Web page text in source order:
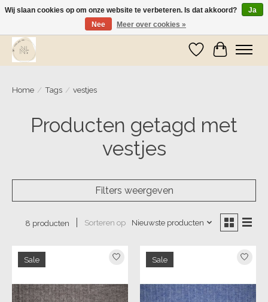
Wij zijn op vakantie! Vanaf zaterdag 9 mei worden er weer pakketjes verzonden
Verlanglijst
Home / Tags / vestjes
Producten getagd met
vestjes
Filters weergeven
8 producten Sorteren op Nieuwste producten
Sale Sale
Wij slaan cookies op om onze website te verbeteren. Is dat akkoord?
Ja
Nee
Meer over cookies »